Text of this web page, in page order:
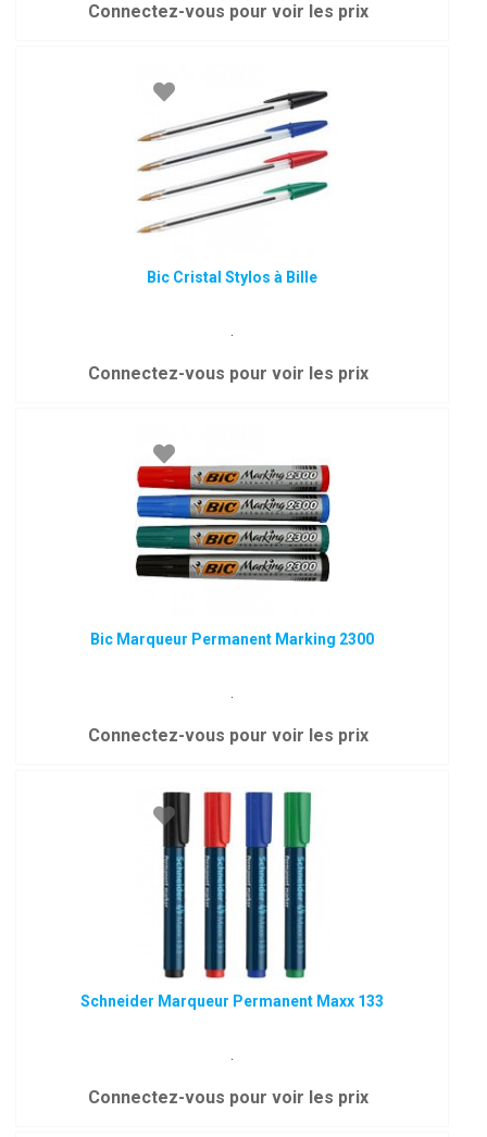
Connectez-vous pour voir les prix
Bic Cristal Stylos à Bille
.
Connectez-vous pour voir les prix
Bic Marqueur Permanent Marking 2300
.
Connectez-vous pour voir les prix
Schneider Marqueur Permanent Maxx 133
.
Connectez-vous pour voir les prix